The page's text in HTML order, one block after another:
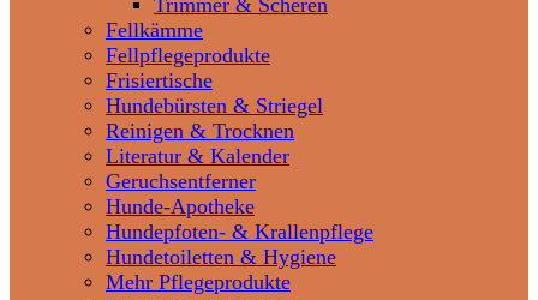
Trimmer & Scheren
Fellkämme
Fellpflegeprodukte
Frisiertische
Hundebürsten & Striegel
Reinigen & Trocknen
Literatur & Kalender
Geruchsentferner
Hunde-Apotheke
Hundepfoten- & Krallenpflege
Hundetoiletten & Hygiene
Mehr Pflegeprodukte